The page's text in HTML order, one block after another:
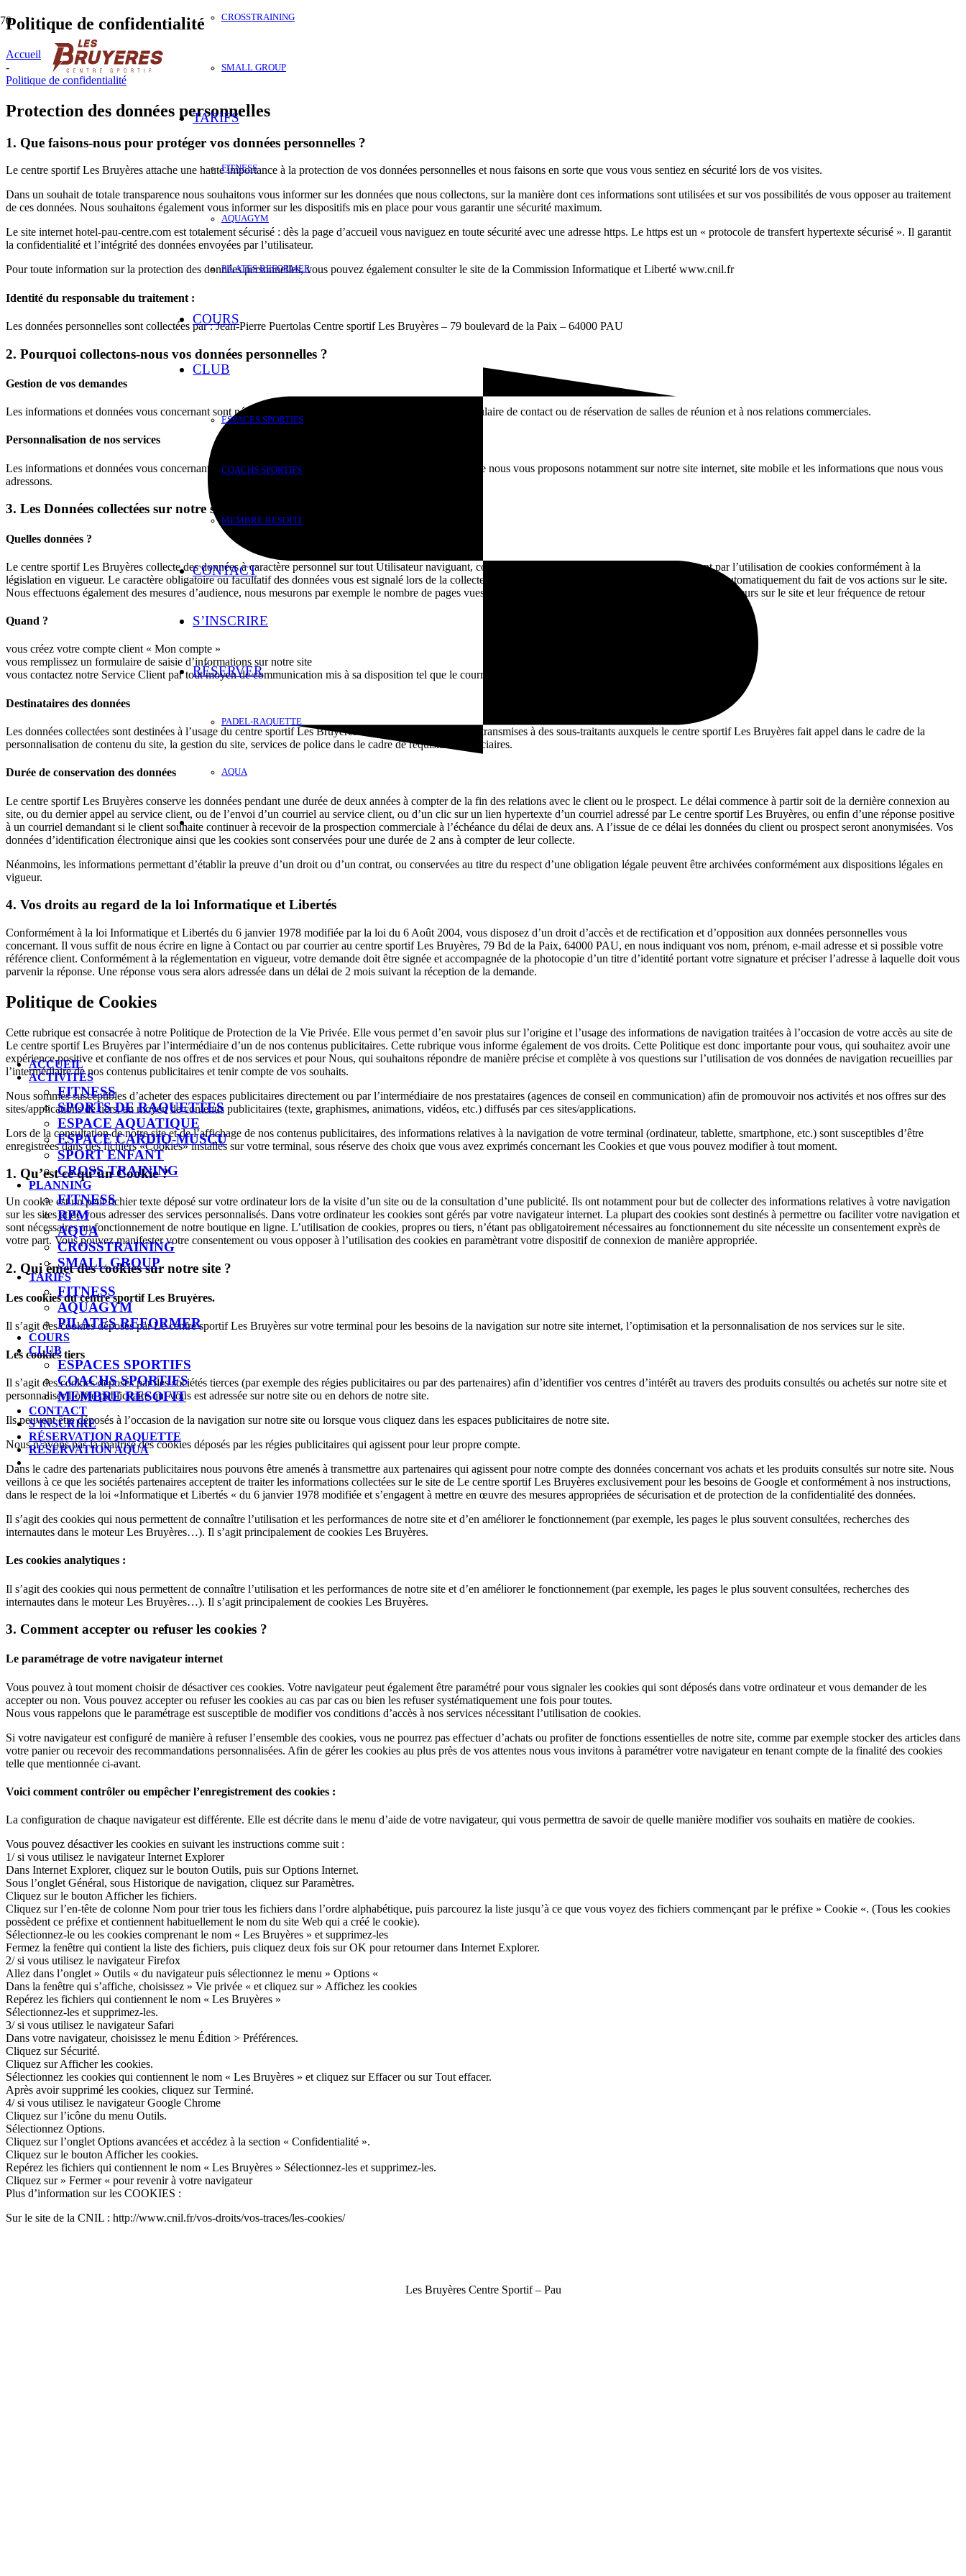
CROSSTRAINING
SMALL GROUP
TARIFS
FITNESS
AQUAGYM
PILATES REFORMER
COURS
CLUB
ESPACES SPORTIFS
COACHS SPORTIFS
MEMBRE RESOFIT
CONTACT
S’INSCRIRE
RÉSERVER
PADEL-RAQUETTE
AQUA
ACCUEIL
ACTIVITÉS
FITNESS
SPORTS DE RAQUETTES
ESPACE AQUATIQUE
ESPACE CARDIO-MUSCU
SPORT ENFANT
CROSS TRAINING
PLANNING
FITNESS
RPM
AQUA
CROSSTRAINING
SMALL GROUP
TARIFS
FITNESS
AQUAGYM
PILATES REFORMER
COURS
CLUB
ESPACES SPORTIFS
COACHS SPORTIFS
MEMBRE RESOFIT
CONTACT
S’INSCRIRE
RÉSERVATION RAQUETTE
RÉSERVATION AQUA
Politique de confidentialité
Accueil
-
Politique de confidentialité
Protection des données personnelles
1. Que faisons-nous pour protéger vos données personnelles ?
Le centre sportif Les Bruyères attache une haute importance à la protection de vos données personnelles et nous faisons en sorte que vous vous sentiez en sécurité lors de vos visites.
Dans un souhait de totale transparence nous souhaitons vous informer sur les données que nous collectons, sur la manière dont ces informations sont utilisées et sur vos possibilités de vous opposer au traitement
de ces données. Nous souhaitons également vous informer sur les dispositifs mis en place pour vous garantir une sécurité maximum.
Le site internet hotel-pau-centre.com est totalement sécurisé : dès la page d’accueil vous naviguez en toute sécurité avec une adresse https. Le https est un « protocole de transfert hypertexte sécurisé ». Il garantit
la confidentialité et l’intégrité des données envoyées par l’utilisateur.
Pour toute information sur la protection des données personnelles, vous pouvez également consulter le site de la Commission Informatique et Liberté www.cnil.fr
Identité du responsable du traitement :
Les données personnelles sont collectées par : Jean-Pierre Puertolas Centre sportif Les Bruyères – 79 boulevard de la Paix – 64000 PAU
2. Pourquoi collectons-nous vos données personnelles ?
Gestion de vos demandes
Les informations et données vous concernant sont nécessaires à la gestion de vos demandes via nos formulaire de contact ou de réservation de salles de réunion et à nos relations commerciales.
Personnalisation de nos services
Les informations et données vous concernant nous permettent d’améliorer et personnaliser les services que nous vous proposons notamment sur notre site internet, site mobile et les informations que nous vous
adressons.
3. Les Données collectées sur notre site
Quelles données ?
Le centre sportif Les Bruyères collecte des données à caractère personnel sur tout Utilisateur naviguant, consultant et commandant sur notre Site, notamment par l’utilisation de cookies conformément à la
législation en vigueur. Le caractère obligatoire ou facultatif des données vous est signalé lors de la collecte par un astérisque. Certaines données sont collectées automatiquement du fait de vos actions sur le site.
Nous effectuons également des mesures d’audience, nous mesurons par exemple le nombre de pages vues, le nombre de visites du site, ainsi que l’activité des visiteurs sur le site et leur fréquence de retour
Quand ?
vous créez votre compte client « Mon compte »
vous remplissez un formulaire de saisie d’informations sur notre site
vous contactez notre Service Client par tout moyen de communication mis à sa disposition tel que le courrier électronique.
Destinataires des données
Les données collectées sont destinées à l’usage du centre sportif Les Bruyères. Les données peuvent être transmises à des sous-traitants auxquels le centre sportif Les Bruyères fait appel dans le cadre de la
personnalisation de contenu du site, la gestion du site, services de police dans le cadre de réquisitions judiciaires.
Durée de conservation des données
Le centre sportif Les Bruyères conserve les données pendant une durée de deux années à compter de la fin des relations avec le client ou le prospect. Le délai commence à partir soit de la dernière connexion au
site, ou du dernier appel au service client, ou de l’envoi d’un courriel au service client, ou d’un clic sur un lien hypertexte d’un courriel adressé par Le centre sportif Les Bruyères, ou enfin d’une réponse positive
à un courriel demandant si le client souhaite continuer à recevoir de la prospection commerciale à l’échéance du délai de deux ans. A l’issue de ce délai les données du client ou prospect seront anonymisées. Vos
données d’identification électronique ainsi que les cookies sont conservées pour une durée de 2 ans à compter de leur collecte.
Néanmoins, les informations permettant d’établir la preuve d’un droit ou d’un contrat, ou conservées au titre du respect d’une obligation légale peuvent être archivées conformément aux dispositions légales en
vigueur.
4. Vos droits au regard de la loi Informatique et Libertés
Conformément à la loi Informatique et Libertés du 6 janvier 1978 modifiée par la loi du 6 Août 2004, vous disposez d’un droit d’accès et de rectification et d’opposition aux données personnelles vous
concernant. Il vous suffit de nous écrire en ligne à Contact ou par courrier au centre sportif Les Bruyères, 79 Bd de la Paix, 64000 PAU, en nous indiquant vos nom, prénom, e-mail adresse et si possible votre
référence client. Conformément à la réglementation en vigueur, votre demande doit être signée et accompagnée de la photocopie d’un titre d’identité portant votre signature et préciser l’adresse à laquelle doit vous
parvenir la réponse. Une réponse vous sera alors adressée dans un délai de 2 mois suivant la réception de la demande.
Politique de Cookies
Cette rubrique est consacrée à notre Politique de Protection de la Vie Privée. Elle vous permet d’en savoir plus sur l’origine et l’usage des informations de navigation traitées à l’occasion de votre accès au site de
Le centre sportif Les Bruyères par l’intermédiaire d’un de nos contenus publicitaires. Cette rubrique vous informe également de vos droits. Cette Politique est donc importante pour vous, qui souhaitez avoir une
expérience positive et confiante de nos offres et de nos services et pour Nous, qui souhaitons répondre de manière précise et complète à vos questions sur l’utilisation de vos données de navigation recueillies par
l’intermédiaire de nos contenus publicitaires et tenir compte de vos souhaits.
Nous sommes susceptibles d’acheter des espaces publicitaires directement ou par l’intermédiaire de nos prestataires (agences de conseil en communication) afin de promouvoir nos activités et nos offres sur des
sites/applications de tiers, au moyen de contenus publicitaires (texte, graphismes, animations, vidéos, etc.) diffusés par ces sites/applications.
Lors de la consultation de notre site et de l’affichage de nos contenus publicitaires, des informations relatives à la navigation de votre terminal (ordinateur, tablette, smartphone, etc.) sont susceptibles d’être
enregistrées dans des fichiers «Cookies» installés sur votre terminal, sous réserve des choix que vous avez exprimés concernant les Cookies et que vous pouvez modifier à tout moment.
1. Qu’est ce qu’un Cookie ?
Un cookie est un petit fichier texte déposé sur votre ordinateur lors de la visite d’un site ou de la consultation d’une publicité. Ils ont notamment pour but de collecter des informations relatives à votre navigation
sur les sites et de vous adresser des services personnalisés. Dans votre ordinateur les cookies sont gérés par votre navigateur internet. La plupart des cookies sont destinés à permettre ou faciliter votre navigation et
sont nécessaires au fonctionnement de notre boutique en ligne. L’utilisation de cookies, propres ou tiers, n’étant pas obligatoirement nécessaires au fonctionnement du site nécessite un consentement exprès de
votre part. Vous pouvez manifester votre consentement ou vous opposer à l’utilisation des cookies en paramètrant votre dispositif de connexion de manière appropriée.
2. Qui émet des cookies sur notre site ?
Les cookies du centre sportif Les Bruyères.
Il s’agit des cookies déposés par Le centre sportif Les Bruyères sur votre terminal pour les besoins de la navigation sur notre site internet, l’optimisation et la personnalisation de nos services sur le site.
Les cookies tiers
Il s’agit des cookies déposés par des sociétés tierces (par exemple des régies publicitaires ou par des partenaires) afin d’identifier vos centres d’intérêt au travers des produits consultés ou achetés sur notre site et
personnaliser l’offre publicitaire qui vous est adressée sur notre site ou en dehors de notre site.
Ils peuvent être déposés à l’occasion de la navigation sur notre site ou lorsque vous cliquez dans les espaces publicitaires de notre site.
Nous n’avons pas la maîtrise des cookies déposés par les régies publicitaires qui agissent pour leur propre compte.
Dans le cadre des partenariats publicitaires nous pouvons être amenés à transmettre aux partenaires qui agissent pour notre compte des données concernant vos achats et les produits consultés sur notre site. Nous
veillons à ce que les sociétés partenaires acceptent de traiter les informations collectées sur le site de Le centre sportif Les Bruyères exclusivement pour les besoins de Google et conformément à nos instructions,
dans le respect de la loi «Informatique et Libertés « du 6 janvier 1978 modifiée et s’engagent à mettre en œuvre des mesures appropriées de sécurisation et de protection de la confidentialité des données.
Il s’agit des cookies qui nous permettent de connaître l’utilisation et les performances de notre site et d’en améliorer le fonctionnement (par exemple, les pages le plus souvent consultées, recherches des
internautes dans le moteur Les Bruyères…). Il s’agit principalement de cookies Les Bruyères.
Les cookies analytiques :
Il s’agit des cookies qui nous permettent de connaître l’utilisation et les performances de notre site et d’en améliorer le fonctionnement (par exemple, les pages le plus souvent consultées, recherches des
internautes dans le moteur Les Bruyères…). Il s’agit principalement de cookies Les Bruyères.
3. Comment accepter ou refuser les cookies ?
Le paramétrage de votre navigateur internet
Vous pouvez à tout moment choisir de désactiver ces cookies. Votre navigateur peut également être paramétré pour vous signaler les cookies qui sont déposés dans votre ordinateur et vous demander de les
accepter ou non. Vous pouvez accepter ou refuser les cookies au cas par cas ou bien les refuser systématiquement une fois pour toutes.
Nous vous rappelons que le paramétrage est susceptible de modifier vos conditions d’accès à nos services nécessitant l’utilisation de cookies.
Si votre navigateur est configuré de manière à refuser l’ensemble des cookies, vous ne pourrez pas effectuer d’achats ou profiter de fonctions essentielles de notre site, comme par exemple stocker des articles dans
votre panier ou recevoir des recommandations personnalisées. Afin de gérer les cookies au plus près de vos attentes nous vous invitons à paramétrer votre navigateur en tenant compte de la finalité des cookies
telle que mentionnée ci-avant.
Voici comment contrôler ou empêcher l’enregistrement des cookies :
La configuration de chaque navigateur est différente. Elle est décrite dans le menu d’aide de votre navigateur, qui vous permettra de savoir de quelle manière modifier vos souhaits en matière de cookies.
Vous pouvez désactiver les cookies en suivant les instructions comme suit :
1/ si vous utilisez le navigateur Internet Explorer
Dans Internet Explorer, cliquez sur le bouton Outils, puis sur Options Internet.
Sous l’onglet Général, sous Historique de navigation, cliquez sur Paramètres.
Cliquez sur le bouton Afficher les fichiers.
Cliquez sur l’en-tête de colonne Nom pour trier tous les fichiers dans l’ordre alphabétique, puis parcourez la liste jusqu’à ce que vous voyez des fichiers commençant par le préfixe » Cookie «. (Tous les cookies
possèdent ce préfixe et contiennent habituellement le nom du site Web qui a créé le cookie).
Sélectionnez-le ou les cookies comprenant le nom « Les Bruyères » et supprimez-les
Fermez la fenêtre qui contient la liste des fichiers, puis cliquez deux fois sur OK pour retourner dans Internet Explorer.
2/ si vous utilisez le navigateur Firefox
Allez dans l’onglet » Outils « du navigateur puis sélectionnez le menu » Options «
Dans la fenêtre qui s’affiche, choisissez » Vie privée « et cliquez sur » Affichez les cookies
Repérez les fichiers qui contiennent le nom « Les Bruyères »
Sélectionnez-les et supprimez-les.
3/ si vous utilisez le navigateur Safari
Dans votre navigateur, choisissez le menu Édition > Préférences.
Cliquez sur Sécurité.
Cliquez sur Afficher les cookies.
Sélectionnez les cookies qui contiennent le nom « Les Bruyères » et cliquez sur Effacer ou sur Tout effacer.
Après avoir supprimé les cookies, cliquez sur Terminé.
4/ si vous utilisez le navigateur Google Chrome
Cliquez sur l’icône du menu Outils.
Sélectionnez Options.
Cliquez sur l’onglet Options avancées et accédez à la section « Confidentialité ».
Cliquez sur le bouton Afficher les cookies.
Repérez les fichiers qui contiennent le nom « Les Bruyères » Sélectionnez-les et supprimez-les.
Cliquez sur » Fermer « pour revenir à votre navigateur
Plus d’information sur les COOKIES :
Sur le site de la CNIL : http://www.cnil.fr/vos-droits/vos-traces/les-cookies/
Les Bruyères Centre Sportif – Pau